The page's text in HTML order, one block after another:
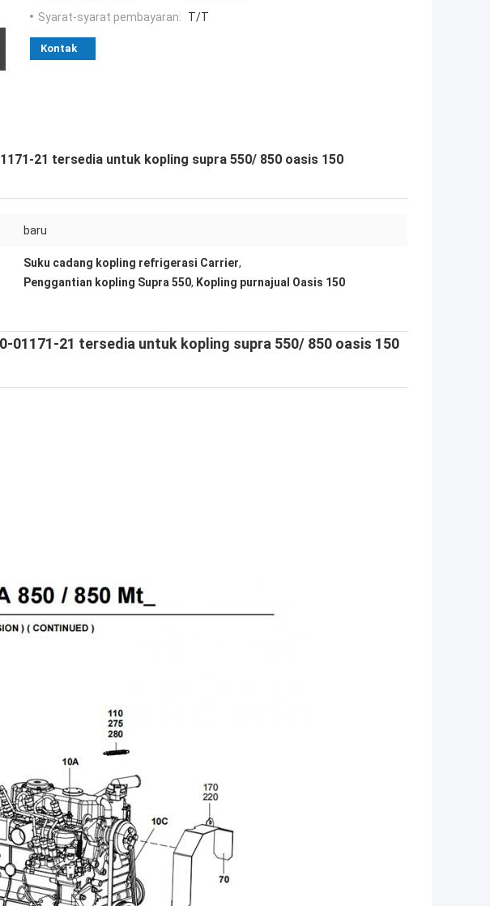
Syarat-syarat pembayaran:
T/T
Kontak
21 tersedia untuk kopling supra 550/ 850 oasis 150
baru
Suku cadang kopling refrigerasi Carrier,
Penggantian kopling Supra 550, Kopling purnajual Oasis 150
01171-21 tersedia untuk kopling supra 550/ 850 oasis 150